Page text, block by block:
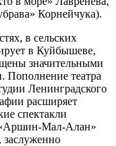
Корнейчука).
в сельских
в Куйбышеве,
значительными
Пополнение театра
Ленинградского
расширяет
спектакли
Мал-Алан»
заслуженно